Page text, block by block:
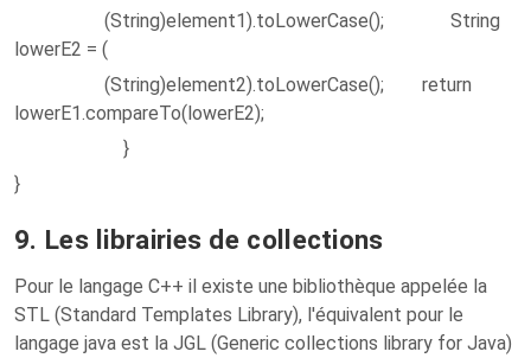
(String)element1).toLowerCase(); String
lowerE2 = (
(String)element2).toLowerCase(); return
lowerE1.compareTo(lowerE2);
}
}
9. Les librairies de collections
Pour le langage C++ il existe une bibliothèque appelée la
STL (Standard Templates Library), l'équivalent pour le
langage java est la JGL (Generic collections library for Java)